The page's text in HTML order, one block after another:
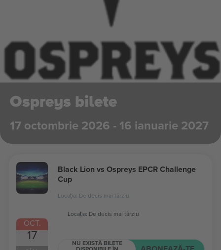
Ospreys bilete
17 octombrie 2026 - 16 ianuarie 2027
OCT.
17
Black Lion vs Ospreys EPCR Challenge
Cup
Locația: De decis mai târziu
Locația: De decis mai târziu
NU EXISTĂ BILETE